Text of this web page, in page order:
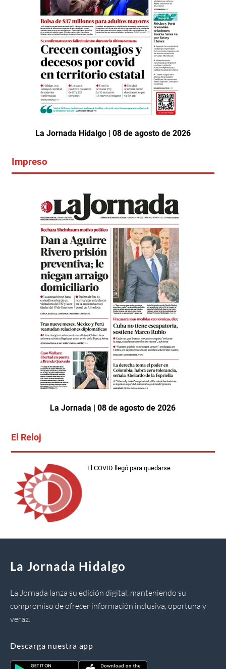
La Jornada Hidalgo | 08 de agosto de 2026
Impreso
La Jornada | 08 de agosto de 2026
El Reloj
El COVID llegó para quedarse
La Jornada Hidalgo
La Jornada lanza su edición digital, manteniendo su
compromiso de ofrecer información inclusiva, oportuna y
veraz.
Descarga nuestra app